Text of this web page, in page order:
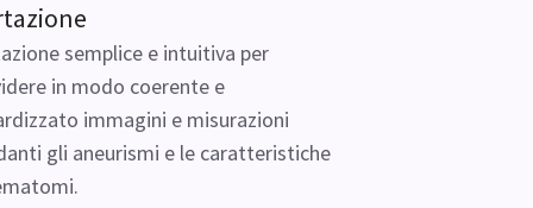
semplice e intuitiva per
in modo coerente e
immagini e misurazioni
gli aneurismi e le caratteristiche